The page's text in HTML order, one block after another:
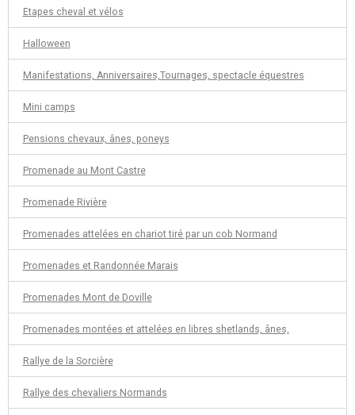
Etapes cheval et vélos
Halloween
Manifestations, Anniversaires,Tournages, spectacle équestres
Mini camps
Pensions chevaux, ânes, poneys
Promenade au Mont Castre
Promenade Rivière
Promenades attelées en chariot tiré par un cob Normand
Promenades et Randonnée Marais
Promenades Mont de Doville
Promenades montées et attelées en libres shetlands, ânes,
Rallye de la Sorcière
Rallye des chevaliers Normands